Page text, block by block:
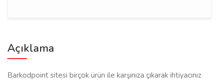
Açıklama
Barkodpoint sitesi birçok ürün ile karşınıza çıkarak ihtiyacınız